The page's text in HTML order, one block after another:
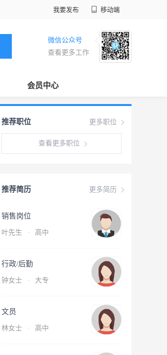
我要发布 移动端
微信公众号
查看更多工作
会员中心
更多职位
推荐职位
查看更多职位
更多简历
推荐简历
销售岗位
叶先生 · 高中
行政/后勤
钟女士 · 大专
文员
林女士 · 高中